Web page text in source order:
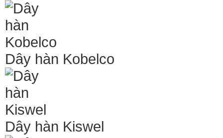
Dây hàn Kobelco
Dây hàn Kiswel